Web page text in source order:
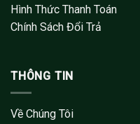
Hình Thức Thanh Toán
Chính Sách Đổi Trả
THÔNG TIN
Về Chúng Tôi